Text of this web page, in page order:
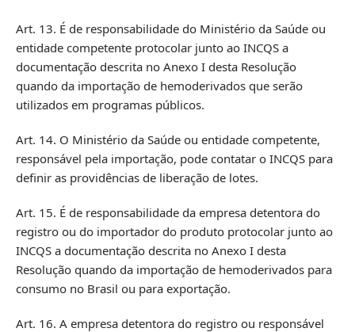
Art. 13. É de responsabilidade do Ministério da Saúde ou
entidade competente protocolar junto ao INCQS a
documentação descrita no Anexo I desta Resolução
quando da importação de hemoderivados que serão
utilizados em programas públicos.
Art. 14. O Ministério da Saúde ou entidade competente,
responsável pela importação, pode contatar o INCQS para
definir as providências de liberação de lotes.
Art. 15. É de responsabilidade da empresa detentora do
registro ou do importador do produto protocolar junto ao
INCQS a documentação descrita no Anexo I desta
Resolução quando da importação de hemoderivados para
consumo no Brasil ou para exportação.
Art. 16. A empresa detentora do registro ou responsável